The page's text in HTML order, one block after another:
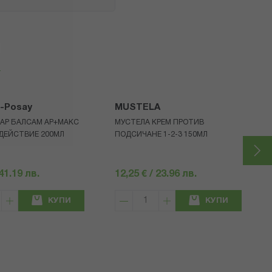
Posay
БАЛСАМ АР+МАКС
200МЛ
лв.
КУПИ
MUSTELA
МУСТЕЛА КРЕМ ПРОТИВ
ПОДСИЧАНЕ 1-2-3 150МЛ
12,25 € / 23.96 лв.
КУПИ